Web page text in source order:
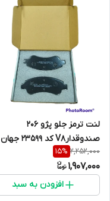
لنت ترمز جلو پژو 206
صندوقدارV8 کد 23599 جهان
لنت
2,252,000
15%
1,907,000
افزودن به سبد